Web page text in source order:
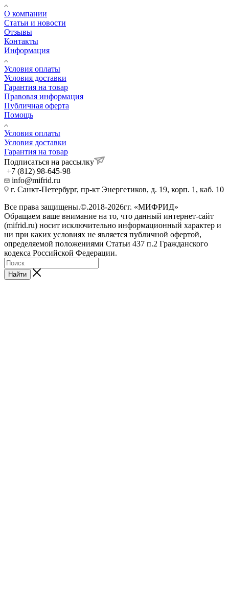
О компании
Статьи и новости
Отзывы
Контакты
Информация
Условия оплаты
Условия доставки
Гарантия на товар
Правовая информация
Публичная оферта
Помощь
Условия оплаты
Условия доставки
Гарантия на товар
Подписаться на рассылку
+7 (812) 98-645-98
info@mifrid.ru
г. Санкт-Петербург, пр-кт Энергетиков, д. 19, корп. 1, каб. 10
Все права защищены.©.2018-2026гг. «МИФРИД»
Обращаем ваше внимание на то, что данный интернет-сайт
(mifrid.ru) носит исключительно информационный характер и
ни при каких условиях не является публичной офертой,
определяемой положениями Статьи 437 п.2 Гражданского
кодекса Российской Федерации.
Найти